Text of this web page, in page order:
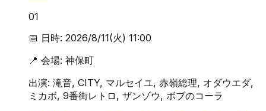
01
📅 日時: 2026/8/11(火) 11:00
📍 会場: 神保町
出演: 滝音, CITY, マルセイユ, 赤嶺総理, オダウエダ,
ミカボ, 9番街レトロ, ザンゾウ, ボブのコーラ